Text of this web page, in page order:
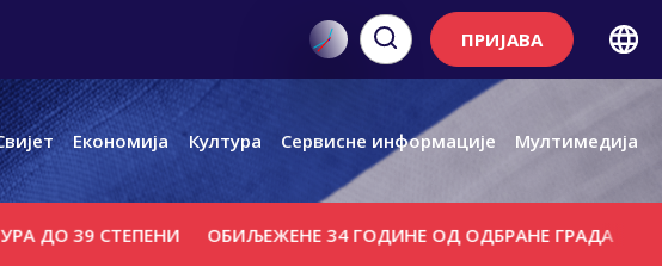
ПРИЈАВА
Економија Култура Сервисне информације Мултимедија
СТЕПЕНИ ОБИЉЕЖЕНЕ 34 ГОДИНЕ ОД ОДБРАНЕ ГРАДА